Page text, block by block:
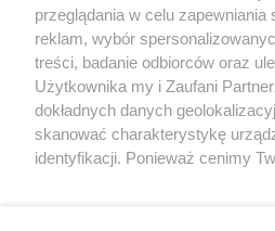
Nie zapomnij
zapoznać się z:
polityką prywatności
Twojemiasto
Piekary Śląskie
Chorzów
Tarnowskie Góry
przeglądania w celu zapewniania
reklam, wybór
treści, badanie odbiorców oraz
Użytkownika my i Zaufani
dokładnych danych
skanować charakterystykę
identyfikacji. Ponieważ cenimy